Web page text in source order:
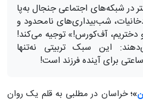
در شبکه‌های اجتماعی جنجال به‌پا
شب‌بیداری‌های نامحدود و
و دختریم، آف‌کورس!» توجیه می‌کند!
این سبک تربیتی نه‌تنها
برای آینده فرزند است!
»؛خراسان در مطلبی به قلم یک روان